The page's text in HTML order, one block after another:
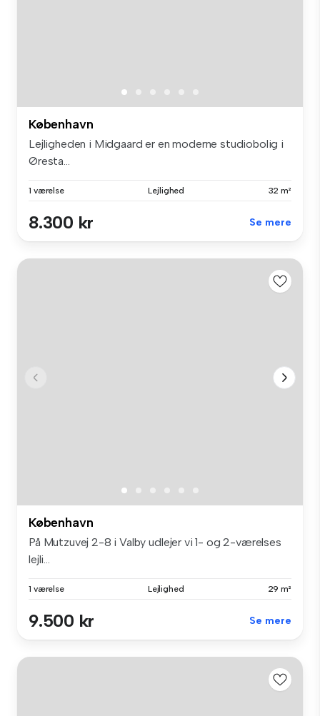
København
Lejligheden i Midgaard er en moderne studiobolig i
Øresta...
1 værelse Lejlighed 32 m²
8.300 kr Se mere
København
På Mutzuvej 2-8 i Valby udlejer vi 1- og 2-værelses
lejli...
1 værelse Lejlighed 29 m²
9.500 kr Se mere